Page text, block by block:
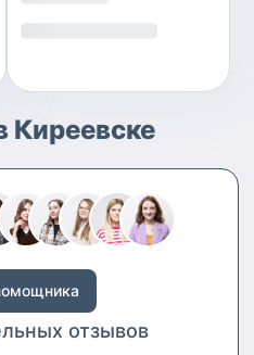
Киреевске
отзывов